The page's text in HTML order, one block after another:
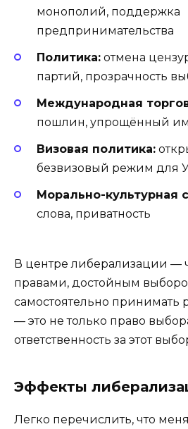
монополий, поддержка
предпринимательства
Политика: отмена
партий, прозрачность
Международная
пошлин, упрощённый
Визовая политика:
безвизовый режим для
Морально-культурная
слова, приватность
В центре либерализации —
правами, достойным
самостоятельно принимать
— это не только право
ответственность за этот
Эффекты
Легко перечислить, что